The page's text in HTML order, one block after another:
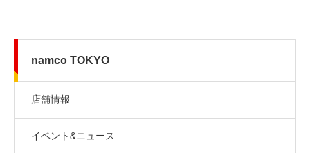
namco TOKYO
店舗情報
イベント&ニュース